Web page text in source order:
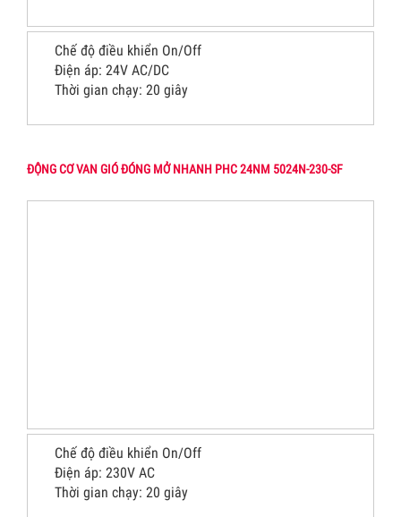
Chế độ điều khiển On/Off
Điện áp: 24V AC/DC
Thời gian chạy: 20 giây
ĐỘNG CƠ VAN GIÓ ĐÓNG MỞ NHANH PHC 24NM 5024N-230-SF
Chế độ điều khiển On/Off
Điện áp: 230V AC
Thời gian chạy: 20 giây